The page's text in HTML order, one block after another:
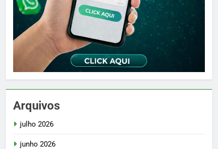
Arquivos
julho 2026
junho 2026